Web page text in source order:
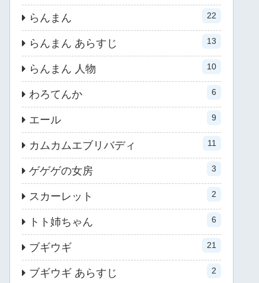
らんまん 22
らんまん あらすじ 13
らんまん 人物 10
わろてんか 6
エール 9
カムカムエブリバディ 11
ゲゲゲの女房 3
スカーレット 2
トト姉ちゃん 6
ブギウギ 21
ブギウギ あらすじ 2